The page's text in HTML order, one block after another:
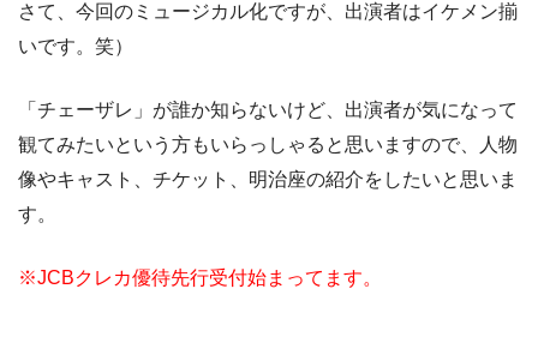
さて、今回のミュージカル化ですが、出演者はイケメン揃
いです。笑）
「チェーザレ」が誰か知らないけど、出演者が気になって
観てみたいという方もいらっしゃると思いますので、人物
像やキャスト、チケット、明治座の紹介をしたいと思いま
す。
※JCBクレカ優待先行受付始まってます。